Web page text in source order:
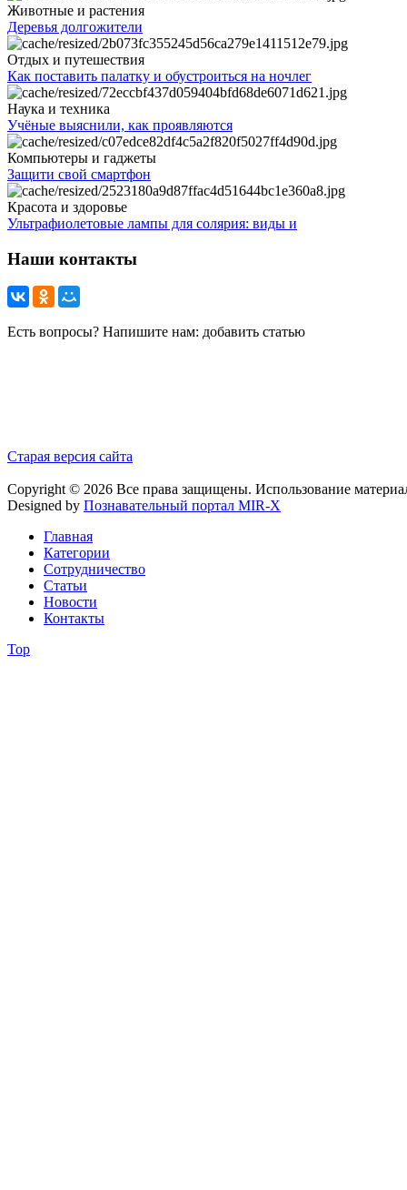
Животные и растения
Деревья долгожители
Отдых и путешествия
Как поставить палатку и обустроиться на ночлег
Наука и техника
Учёные выяснили, как проявляются
Компьютеры и гаджеты
Защити свой смартфон
Красота и здоровье
Ультрафиолетовые лампы для солярия: виды и
Наши контакты
Есть вопросы? Напишите нам: добавить статью
Старая версия сайта
Copyright © 2026 Все права защищены. Использование
Designed by Познавательный портал MIR-X
Главная
Категории
Сотрудничество
Статьи
Новости
Контакты
Top